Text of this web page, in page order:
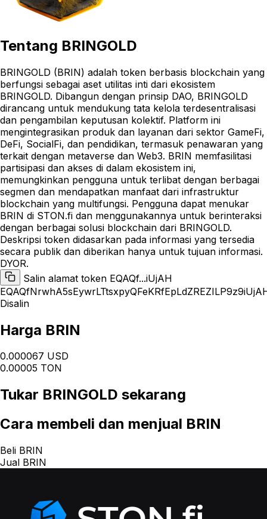
Tentang BRINGOLD
BRINGOLD (BRIN) adalah token berbasis blockchain yang
berfungsi sebagai aset utilitas inti dari ekosistem
BRINGOLD. Dibangun dengan prinsip DAO, BRINGOLD
dirancang untuk mendukung tata kelola terdesentralisasi
dan pengambilan keputusan kolektif. Platform ini
mengintegrasikan produk dan layanan dari sektor GameFi,
DeFi, SocialFi, dan pendidikan, termasuk penawaran yang
terkait dengan metaverse dan Web3. BRIN memfasilitasi
partisipasi dan akses di dalam ekosistem ini,
memungkinkan pengguna untuk terlibat dengan berbagai
segmen dan mendapatkan manfaat dari infrastruktur
blockchain yang multifungsi. Pengguna dapat menukar
BRIN di STON.fi dan menggunakannya untuk berinteraksi
dengan berbagai solusi blockchain dari BRINGOLD.
Deskripsi token didasarkan pada informasi yang tersedia
secara publik dan diberikan hanya untuk tujuan informasi.
DYOR.
Salin alamat token EQAQf...iUjAH
Disalin
Harga BRIN
0.000067 USD
0.00005 TON
Tukar BRINGOLD sekarang
Cara membeli dan menjual BRIN
Beli BRIN
Jual BRIN